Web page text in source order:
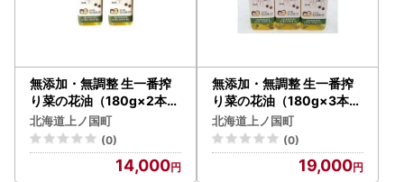
無添加・無調整 生一番搾
り菜の花油（180g×2本）
キザキノナタネ 菜種
無農薬 なたね油 手造り
コールドプレス オレイ
ン酸 調味料 北海道産
北海道上ノ国町
(0)
14,000
無添加・無調整 生一番搾
り菜の花油（180g×3本）
キザキノナタネ 菜種
無農薬 なたね油 手造り
コールドプレス オレイ
ン酸 調味料 北海道産
北海道上ノ国町
(0)
19,000